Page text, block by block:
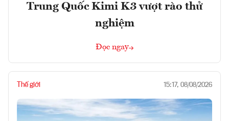
Trung Quốc Kimi K3 vượt rào thử
nghiệm
Đọc ngay
Thế giới 15:17, 08/08/2026